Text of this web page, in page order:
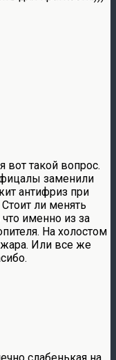
такой вопрос.
заменили
антифриз при
ли менять
именно из за
На холостом
Или все же